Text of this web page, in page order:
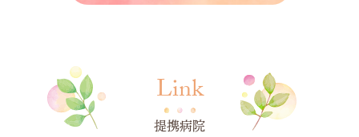
Link
提携病院